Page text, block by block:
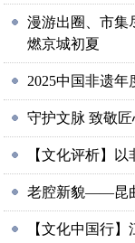
漫游出圈、市集
燃京城初夏
2025中国非遗年
守护文脉 致敬
【文化评析】
老腔新貌——昆
【文化中国行